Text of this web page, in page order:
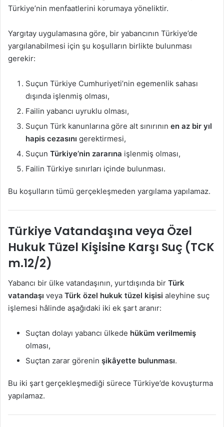
Türkiye’nin menfaatlerini korumaya yöneliktir.
Yargıtay uygulamasına göre, bir yabancının Türkiye’de
yargılanabilmesi için şu koşulların birlikte bulunması
gerekir:
Suçun Türkiye Cumhuriyeti’nin egemenlik sahası
dışında işlenmiş olması,
Failin yabancı uyruklu olması,
Suçun Türk kanunlarına göre alt sınırının en az bir yıl
hapis cezasını gerektirmesi,
Suçun Türkiye’nin zararına işlenmiş olması,
Failin Türkiye sınırları içinde bulunması.
Bu koşulların tümü gerçekleşmeden yargılama yapılamaz.
Türkiye Vatandaşına veya Özel
Hukuk Tüzel Kişisine Karşı Suç (TCK
m.12/2)
Yabancı bir ülke vatandaşının, yurtdışında bir Türk
vatandaşı veya Türk özel hukuk tüzel kişisi aleyhine suç
işlemesi hâlinde aşağıdaki iki ek şart aranır:
Suçtan dolayı yabancı ülkede hüküm verilmemiş
olması,
Suçtan zarar görenin şikâyette bulunması.
Bu iki şart gerçekleşmediği sürece Türkiye’de kovuşturma
yapılamaz.